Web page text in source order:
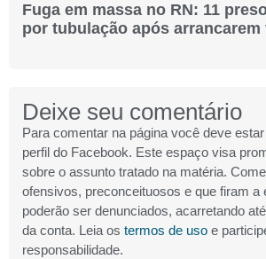
Fuga em massa no RN: 11
por tubulação após
Deixe seu comentário
Para comentar na página você deve
perfil do Facebook. Este espaço visa
sobre o assunto tratado na matéria.
ofensivos, preconceituosos e que firam a
poderão ser denunciados, acarretando
da conta. Leia os termos de uso e
responsabilidade.